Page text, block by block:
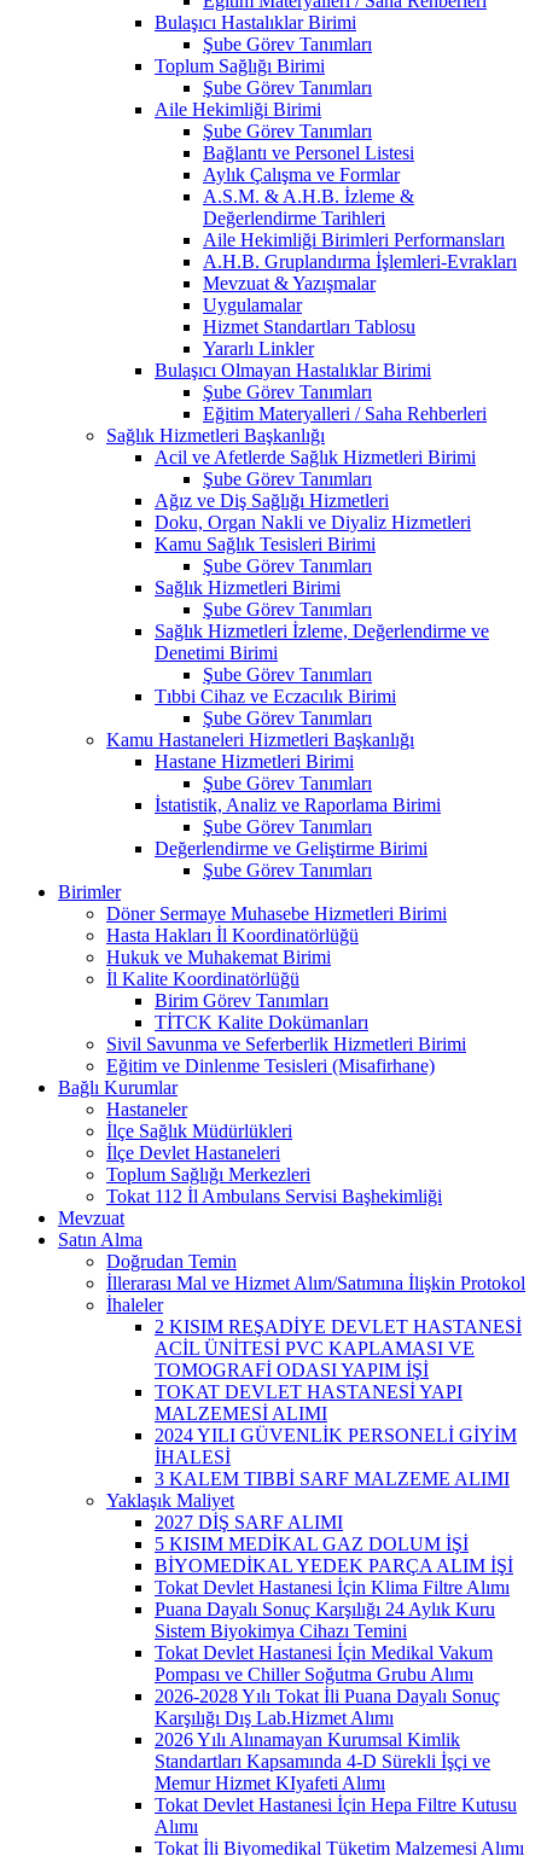
Bulaşıcı Hastalıklar Birimi
Şube Görev Tanımları
Toplum Sağlığı Birimi
Şube Görev Tanımları
Aile Hekimliği Birimi
Şube Görev Tanımları
Bağlantı ve Personel Listesi
Aylık Çalışma ve Formlar
A.S.M. & A.H.B. İzleme &
Değerlendirme Tarihleri
Aile Hekimliği Birimleri Performansları
A.H.B. Gruplandırma İşlemleri-Evrakları
Mevzuat & Yazışmalar
Uygulamalar
Hizmet Standartları Tablosu
Yararlı Linkler
Bulaşıcı Olmayan Hastalıklar Birimi
Şube Görev Tanımları
Eğitim Materyalleri / Saha Rehberleri
Sağlık Hizmetleri Başkanlığı
Acil ve Afetlerde Sağlık Hizmetleri Birimi
Şube Görev Tanımları
Ağız ve Diş Sağlığı Hizmetleri
Doku, Organ Nakli ve Diyaliz Hizmetleri
Kamu Sağlık Tesisleri Birimi
Şube Görev Tanımları
Sağlık Hizmetleri Birimi
Şube Görev Tanımları
Sağlık Hizmetleri İzleme, Değerlendirme ve
Denetimi Birimi
Şube Görev Tanımları
Tıbbi Cihaz ve Eczacılık Birimi
Şube Görev Tanımları
Kamu Hastaneleri Hizmetleri Başkanlığı
Hastane Hizmetleri Birimi
Şube Görev Tanımları
İstatistik, Analiz ve Raporlama Birimi
Şube Görev Tanımları
Değerlendirme ve Geliştirme Birimi
Şube Görev Tanımları
Birimler
Döner Sermaye Muhasebe Hizmetleri Birimi
Hasta Hakları İl Koordinatörlüğü
Hukuk ve Muhakemat Birimi
İl Kalite Koordinatörlüğü
Birim Görev Tanımları
TİTCK Kalite Dokümanları
Sivil Savunma ve Seferberlik Hizmetleri Birimi
Eğitim ve Dinlenme Tesisleri (Misafirhane)
Bağlı Kurumlar
Hastaneler
İlçe Sağlık Müdürlükleri
İlçe Devlet Hastaneleri
Toplum Sağlığı Merkezleri
Tokat 112 İl Ambulans Servisi Başhekimliği
Mevzuat
Satın Alma
Doğrudan Temin
İllerarası Mal ve Hizmet Alım/Satımına İlişkin Protokol
İhaleler
2 KISIM REŞADİYE DEVLET HASTANESİ
ACİL ÜNİTESİ PVC KAPLAMASI VE
TOMOGRAFİ ODASI YAPIM İŞİ
TOKAT DEVLET HASTANESİ YAPI
MALZEMESİ ALIMI
2024 YILI GÜVENLİK PERSONELİ GİYİM
İHALESİ
3 KALEM TIBBİ SARF MALZEME ALIMI
Yaklaşık Maliyet
2027 DİŞ SARF ALIMI
5 KISIM MEDİKAL GAZ DOLUM İŞİ
BİYOMEDİKAL YEDEK PARÇA ALIM İŞİ
Tokat Devlet Hastanesi İçin Klima Filtre Alımı
Puana Dayalı Sonuç Karşılığı 24 Aylık Kuru
Sistem Biyokimya Cihazı Temini
Tokat Devlet Hastanesi İçin Medikal Vakum
Pompası ve Chiller Soğutma Grubu Alımı
2026-2028 Yılı Tokat İli Puana Dayalı Sonuç
Karşılığı Dış Lab.Hizmet Alımı
2026 Yılı Alınamayan Kurumsal Kimlik
Standartları Kapsamında 4-D Sürekli İşçi ve
Memur Hizmet KIyafeti Alımı
Tokat Devlet Hastanesi İçin Hepa Filtre Kutusu
Alımı
Tokat İli Biyomedikal Tüketim Malzemesi Alımı